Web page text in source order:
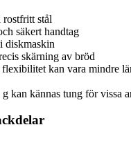
stål
säkert handtag
diskmaskin
skärning av bröd
flexibilitet kan vara mindre
kan kännas tung för vissa